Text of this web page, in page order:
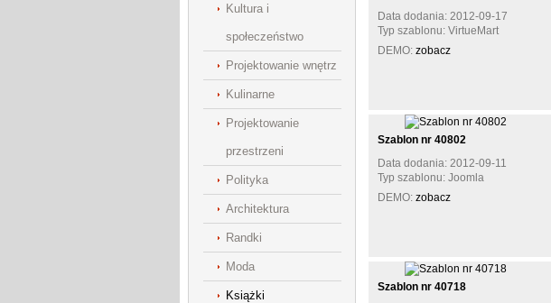
Kultura i
społeczeństwo
Projektowanie wnętrz
Kulinarne
Projektowanie
przestrzeni
Polityka
Architektura
Randki
Moda
Książki
Data dodania: 2012-09-17
Typ szablonu: VirtueMart
DEMO: zobacz
Szablon nr 40802
Data dodania: 2012-09-11
Typ szablonu: Joomla
DEMO: zobacz
Szablon nr 40718